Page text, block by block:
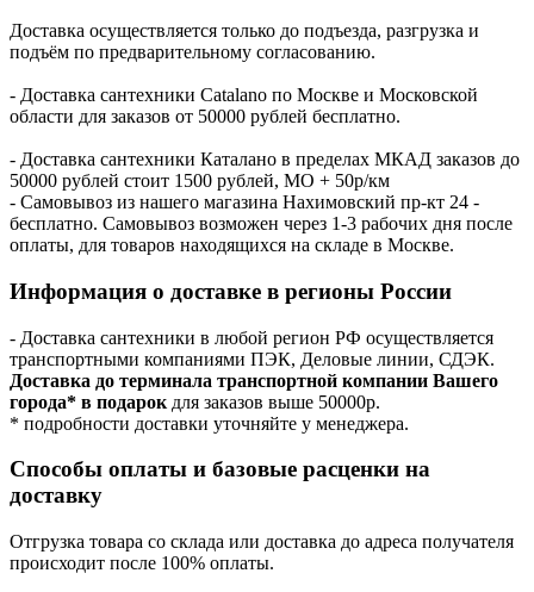
Доставка осуществляется только до подъезда, разгрузка и
подъём по предварительному согласованию.
- Доставка сантехники Catalano по Москве и Московской
области для заказов от 50000 рублей бесплатно.
- Доставка сантехники Каталано в пределах МКАД заказов до
50000 рублей стоит 1500 рублей, МО + 50р/км
- Самовывоз из нашего магазина Нахимовский пр-кт 24 -
бесплатно. Самовывоз возможен через 1-3 рабочих дня после
оплаты, для товаров находящихся на складе в Москве.
Информация о доставке в регионы России
- Доставка сантехники в любой регион РФ осуществляется
транспортными компаниями ПЭК, Деловые линии, СДЭК.
Доставка до терминала транспортной компании Вашего
города* в подарок для заказов выше 50000р.
* подробности доставки уточняйте у менеджера.
Способы оплаты и базовые расценки на
доставку
Отгрузка товара со склада или доставка до адреса получателя
происходит после 100% оплаты.